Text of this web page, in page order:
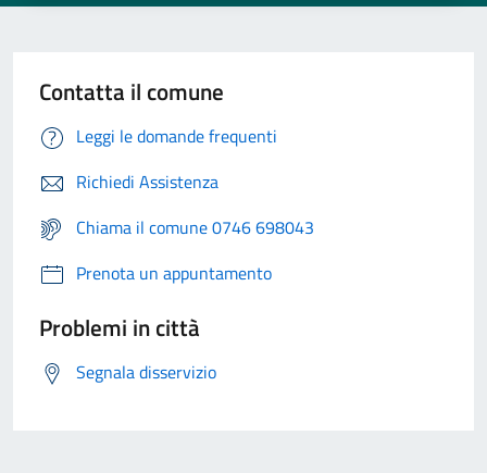
Contatta il comune
Leggi le domande frequenti
Richiedi Assistenza
Chiama il comune 0746 698043
Prenota un appuntamento
Problemi in città
Segnala disservizio